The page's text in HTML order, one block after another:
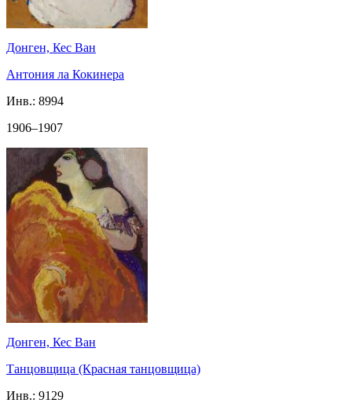
Донген, Кес Ван
Антония ла Кокинера
Инв.: 8994
1906–1907
Донген, Кес Ван
Танцовщица (Красная танцовщица)
Инв.: 9129